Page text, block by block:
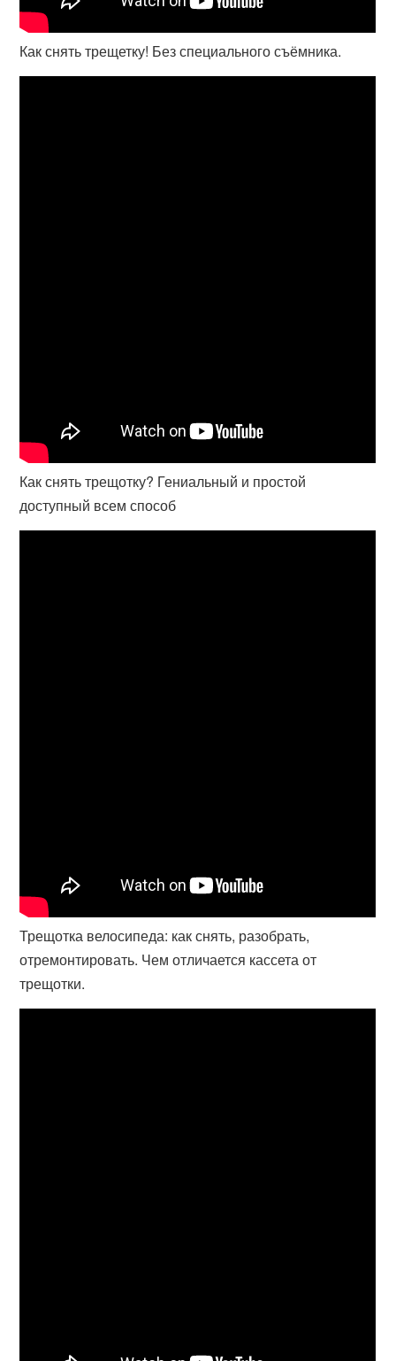
Как снять трещетку! Без специального съёмника.
Как снять трещотку? Гениальный и простой
доступный всем способ
Трещотка велосипеда: как снять, разобрать,
отремонтировать. Чем отличается кассета от
трещотки.